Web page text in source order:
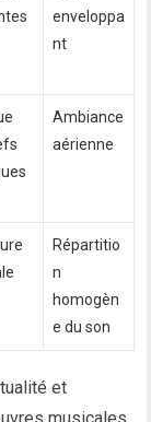
enveloppa
nt
Ambiance
aérienne
Répartitio
n
homogèn
e du son
et